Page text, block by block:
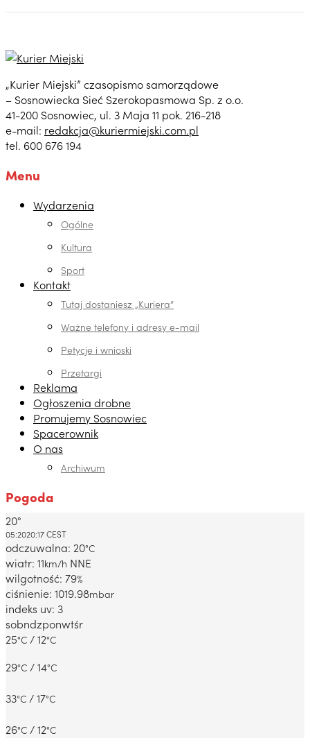
„Kurier Miejski” czasopismo samorządowe
– Sosnowiecka Sieć Szerokopasmowa Sp. z o.o.
41-200 Sosnowiec, ul. 3 Maja 11 pok. 216-218
e-mail: redakcja@kuriermiejski.com.pl
tel. 600 676 194
Menu
Wydarzenia
Ogólne
Kultura
Sport
Kontakt
Tutaj dostaniesz „Kuriera”
Ważne telefony i adresy e-mail
Petycje i wnioski
Przetargi
Reklama
Ogłoszenia drobne
Promujemy Sosnowiec
Spacerownik
O nas
Archiwum
Pogoda
Dabrowa Gornicza, PL
20°
05:2020:17 CEST
odczuwalna: 20°C
wiatr: 11km/h NNE
wilgotność: 79%
ciśnienie: 1019.98mbar
indeks uv: 3
sobndzponwtśr
25°C / 12°C
29°C / 14°C
33°C / 17°C
26°C / 12°C